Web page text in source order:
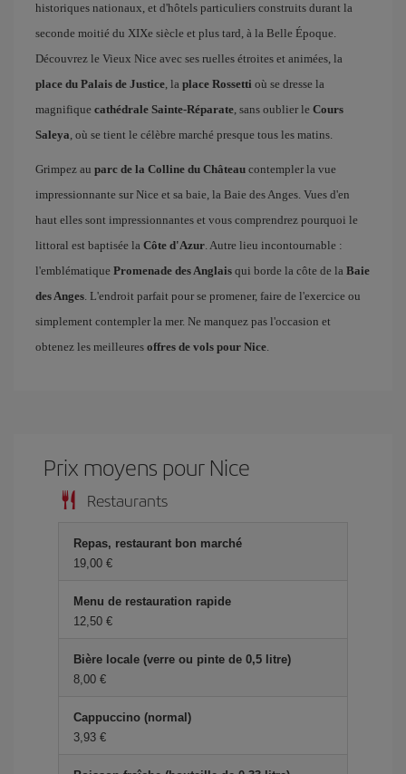
historiques nationaux, et d'hôtels particuliers construits durant la
seconde moitié du XIXe siècle et plus tard, à la Belle Époque.
Découvrez le Vieux Nice avec ses ruelles étroites et animées, la
place du Palais de Justice, la place Rossetti où se dresse la
magnifique cathédrale Sainte-Réparate, sans oublier le Cours
Saleya, où se tient le célèbre marché presque tous les matins.
Grimpez au parc de la Colline du Château contempler la vue
impressionnante sur Nice et sa baie, la Baie des Anges. Vues d'en
haut elles sont impressionnantes et vous comprendrez pourquoi le
littoral est baptisée la Côte d'Azur. Autre lieu incontournable :
l'emblématique Promenade des Anglais qui borde la côte de la Baie
des Anges. L'endroit parfait pour se promener, faire de l'exercice ou
simplement contempler la mer. Ne manquez pas l'occasion et
obtenez les meilleures offres de vols pour Nice.
Prix ​​moyens pour Nice
Restaurants
Repas, restaurant bon marché
19,00 €
Menu de restauration rapide
12,50 €
Bière locale (verre ou pinte de 0,5 litre)
8,00 €
Cappuccino (normal)
3,93 €